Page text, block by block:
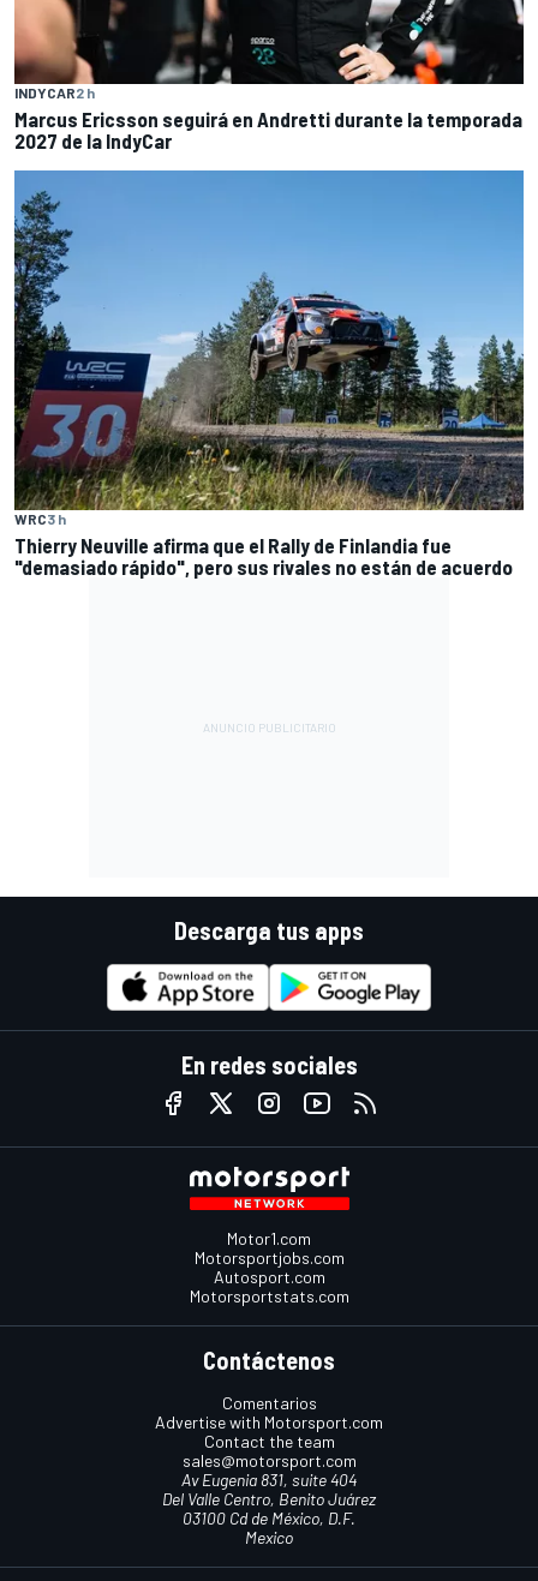
INDYCAR2 h
Marcus Ericsson seguirá en Andretti durante la temporada
2027 de la IndyCar
WRC3 h
Thierry Neuville afirma que el Rally de Finlandia fue
"demasiado rápido", pero sus rivales no están de acuerdo
Descarga tus apps
En redes sociales
Motor1.com
Motorsportjobs.com
Autosport.com
Motorsportstats.com
Contáctenos
Comentarios
Advertise with Motorsport.com
Contact the team
sales@motorsport.com
Av Eugenia 831, suite 404
Del Valle Centro, Benito Juárez
03100 Cd de México, D.F.
Mexico